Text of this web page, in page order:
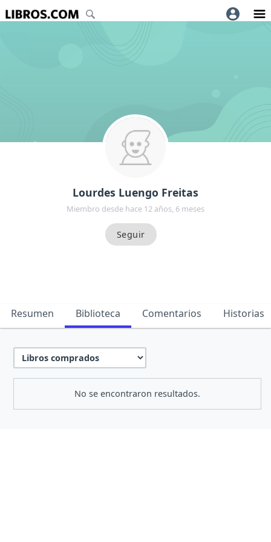
Lourdes Luengo Freitas
Miembro desde hace 12 años, 6 meses
Resumen Biblioteca Comentarios Historias
No se encontraron resultados.